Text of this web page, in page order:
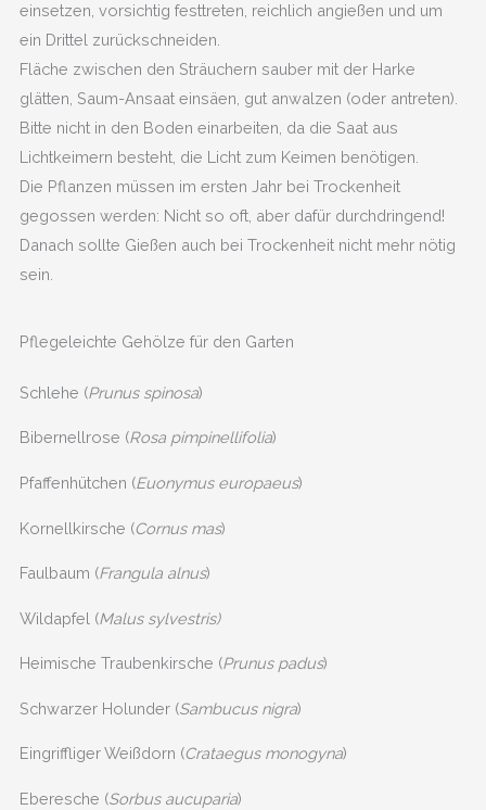
einsetzen, vorsichtig festtreten, reichlich angießen und um
ein Drittel zurückschneiden.
Fläche zwischen den Sträuchern sauber mit der Harke
glätten, Saum-Ansaat einsäen, gut anwalzen (oder antreten).
Bitte nicht in den Boden einarbeiten, da die Saat aus
Lichtkeimern besteht, die Licht zum Keimen benötigen.
Die Pflanzen müssen im ersten Jahr bei Trockenheit
gegossen werden: Nicht so oft, aber dafür durchdringend!
Danach sollte Gießen auch bei Trockenheit nicht mehr nötig
sein.
Pflegeleichte Gehölze für den Garten
Schlehe (Prunus spinosa)
Bibernellrose (Rosa pimpinellifolia)
Pfaffenhütchen (Euonymus europaeus)
Kornellkirsche (Cornus mas)
Faulbaum (Frangula alnus)
Wildapfel (Malus sylvestris)
Heimische Traubenkirsche (Prunus padus)
Schwarzer Holunder (Sambucus nigra)
Eingriffliger Weißdorn (Crataegus monogyna)
Eberesche (Sorbus aucuparia)